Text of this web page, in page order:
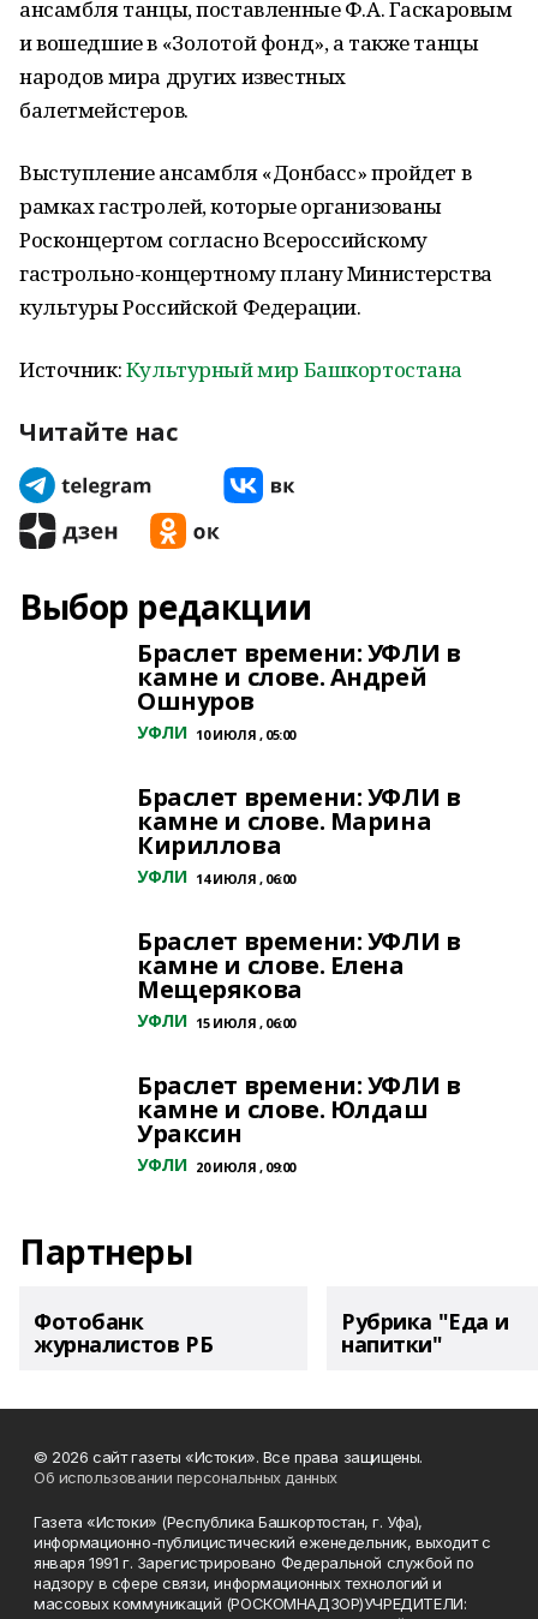
ансамбля танцы, поставленные Ф.А. Гаскаровым
и вошедшие в «Золотой фонд», а также танцы
народов мира других известных
балетмейстеров.
Выступление ансамбля «Донбасс» пройдет в
рамках гастролей, которые организованы
Росконцертом согласно Всероссийскому
гастрольно-концертному плану Министерства
культуры Российской Федерации.
Источник:Культурный мир Башкортостана
Читайте нас
Выбор редакции
Браслет времени: УФЛИ в
камне и слове. Андрей
Ошнуров
УФЛИ 10 ИЮЛЯ , 05:00
Браслет времени: УФЛИ в
камне и слове. Марина
Кириллова
УФЛИ 14 ИЮЛЯ , 06:00
Браслет времени: УФЛИ в
камне и слове. Елена
Мещерякова
УФЛИ 15 ИЮЛЯ , 06:00
Браслет времени: УФЛИ в
камне и слове. Юлдаш
Ураксин
УФЛИ 20 ИЮЛЯ , 09:00
Партнеры
Фотобанк
журналистов РБ
Рубрика "Еда и
напитки"
© 2026 сайт газеты «Истоки». Все права защищены.
Об использовании персональных данных
Газета «Истоки» (Республика Башкортостан, г. Уфа),
информационно-публицистический еженедельник, выходит с
января 1991 г. Зарегистрировано Федеральной службой по
надзору в сфере связи, информационных технологий и
массовых коммуникаций (РОСКОМНАДЗОР)УЧРЕДИТЕЛИ: